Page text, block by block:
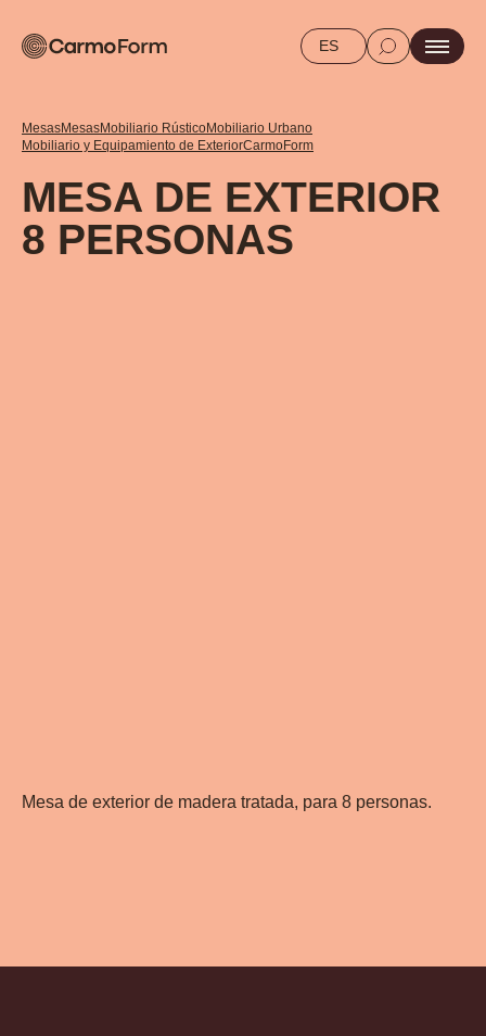
ES
MesasMesasMobiliario RústicoMobiliario Urbano
Mobiliario y Equipamiento de ExteriorCarmoForm
MESA DE EXTERIOR
8 PERSONAS
Mesa de exterior de madera tratada, para 8 personas.